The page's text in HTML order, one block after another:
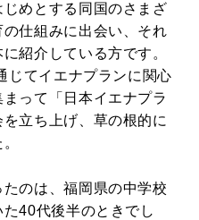
めとする同国のさまざ
仕組みに出会い、それ
紹介している方です。
じてイエナプランに関心
って「日本イエナプラ
立ち上げ、草の根的に
のは、福岡県の中学校
40代後半のときでし